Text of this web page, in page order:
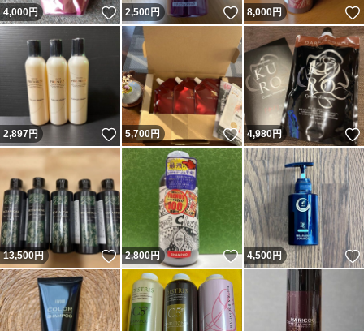
4,000円 いいね！
2,500円 いいね！
8,000円
2,897円 いいね！
5,700円 いいね！
4,980円
13,500円 いいね！
2,800円 いいね！
4,500円